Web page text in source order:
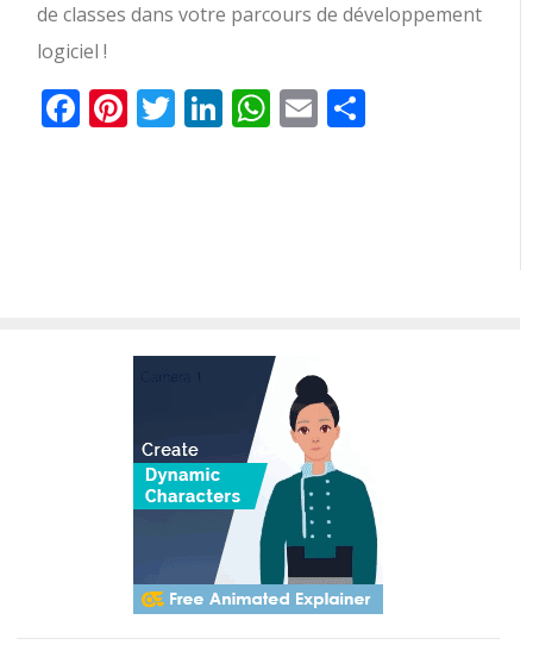
de classes dans votre parcours de développement
logiciel !
Facebook
Pinterest
Twitter
LinkedIn
WhatsApp
Email